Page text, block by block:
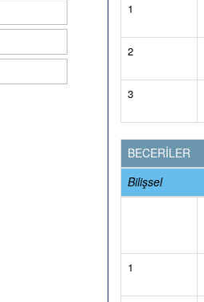
1
2
3
BECERİLER
Bilişsel
1